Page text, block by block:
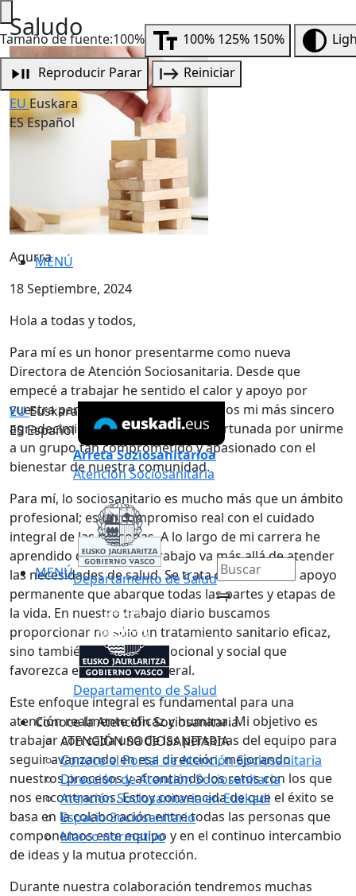
Tamaño de fuente:100% 100% 125% 150%
Reproducir Parar
Reiniciar
EU Euskara
ESEspañol
MENÚ
EUEuskara
ESEspañol
MENÚ
Arreta Soziosanitarioa
Atención Sociosanitaria
Departamento de Salud
Departamento de Salud
Conoce la Atención Sociosanitaria
ATENCIÓN SOCIOSANITARIA
Conoce el Portal de Atención Sociosanitaria
Dirección de Atención Sociosanitaria
Atención Sociosanitaria en Euskadi
Espacio Sociosanitario
Marco normativo
Saludo
Agurra
18 Septiembre, 2024
Hola a todas y todos,
Para mí es un honor presentarme como nueva
Directora de Atención Sociosanitaria. Desde que
empecé a trabajar he sentido el calor y apoyo por
vuestra parte, por lo que quiero daros mi más sincero
agradecimiento. Me siento muy afortunada por unirme
a un grupo tan comprometido y apasionado con el
bienestar de nuestra comunidad.
Para mí, lo sociosanitario es mucho más que un ámbito
profesional; es un compromiso real con el cuidado
integral de las personas. A lo largo de mi carrera he
aprendido que nuestro trabajo va más allá de atender
las necesidades de salud. Se trata de ofrecer un apoyo
permanente que abarque todas las partes y etapas de
la vida. En nuestro trabajo diario buscamos
proporcionar no sólo un tratamiento sanitario eficaz,
sino también un apoyo emocional y social que
favorezca el bienestar general.
Este enfoque integral es fundamental para una
atención realmente eficaz y humana. Mi objetivo es
trabajar con cada una de las personas del equipo para
seguir avanzando en esa dirección, mejorando
nuestros procesos y afrontando los retos con los que
nos encontramos. Estoy convencida de que el éxito se
basa en la colaboración entre todas las personas que
componemos este equipo y en el continuo intercambio
de ideas y la mutua protección.
Durante nuestra colaboración tendremos muchas